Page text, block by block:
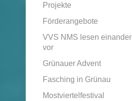
Projekte
Förderangebote
VVS NMS lesen einander
vor
Grünauer Advent
Fasching in Grünau
Mostviertelfestival